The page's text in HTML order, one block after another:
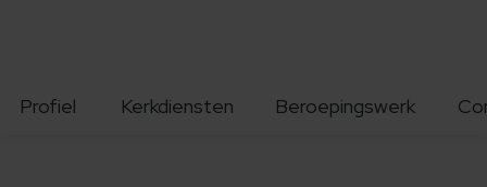
Profiel Kerkdiensten Beroepingswerk